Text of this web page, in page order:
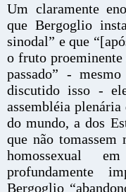
Um claramente
que Bergoglio
sinodal” e que
o fruto
passado” -
discutido isso -
assembléia plenária
do mundo, a dos
que não tomassem
homossexual
profundamente
Bergoglio